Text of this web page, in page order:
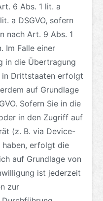
6 Abs. 1 lit. a
a DSGVO, sofern
nach Art. 9 Abs. 1
Im Falle einer
in die Übertragung
in Drittstaaten erfolgt
auf Grundlage
Sofern Sie in die
in den Zugriff auf
(z. B. via Device-
erfolgt die
auf Grundlage von
ist jederzeit
zur